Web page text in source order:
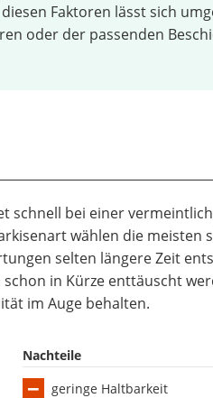
Faktoren lässt sich
oder der passenden
schnell bei einer
wählen die meisten
selten längere Zeit
in Kürze enttäuscht
im Auge behalten.
Nachteile
geringe Haltbarkeit